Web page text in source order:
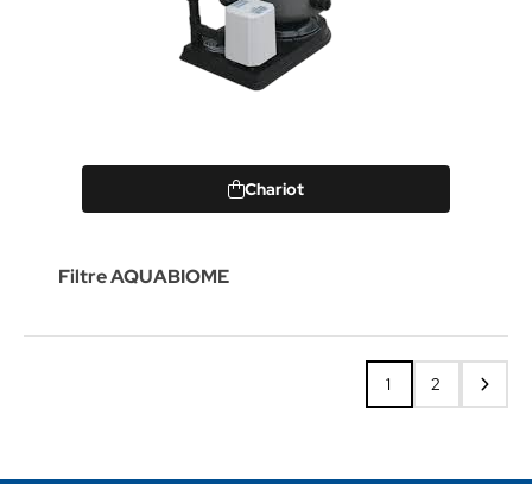
Chariot
Filtre AQUABIOME
1 2